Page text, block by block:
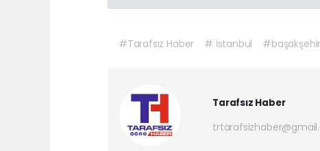
#Tarafsız Haber # İstanbul #başakşehir
Tarafsız Haber